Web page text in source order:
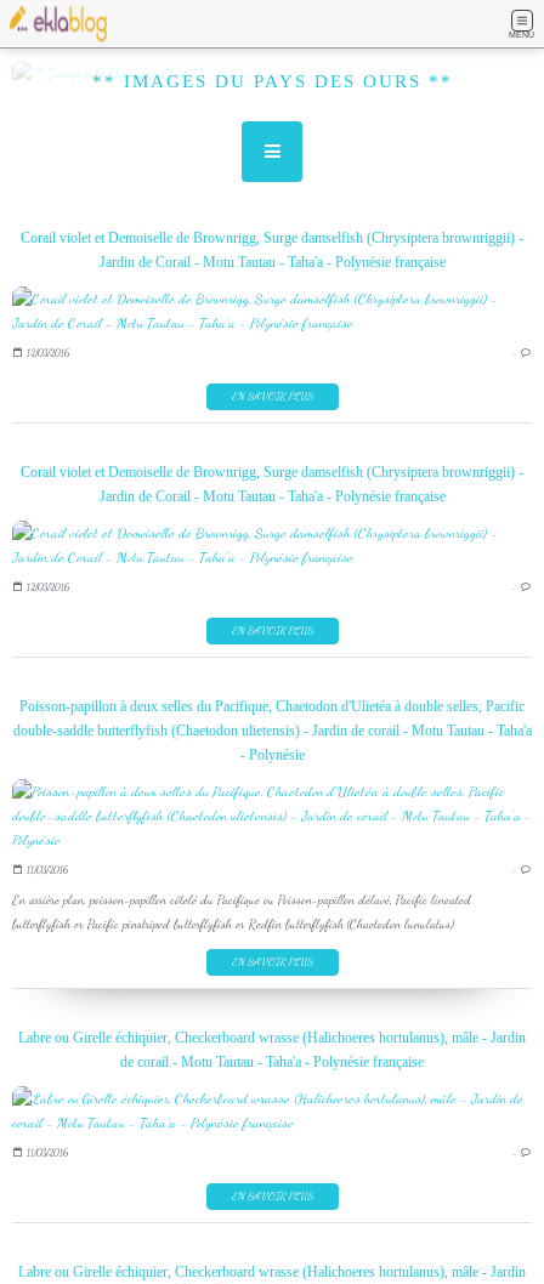
MENU
** IMAGES DU PAYS DES OURS **
Corail violet et Demoiselle de Brownrigg, Surge damselfish (Chrysiptera brownriggii) -
Jardin de Corail - Motu Tautau - Taha'a - Polynésie française
12/03/2016 …
EN SAVOIR PLUS
Corail violet et Demoiselle de Brownrigg, Surge damselfish (Chrysiptera brownriggii) -
Jardin de Corail - Motu Tautau - Taha'a - Polynésie française
12/03/2016 …
EN SAVOIR PLUS
Poisson-papillon à deux selles du Pacifique, Chaetodon d'Ulietéa à double selles, Pacific
double-saddle butterflyfish (Chaetodon ulietensis) - Jardin de corail - Motu Tautau - Taha'a
- Polynésie
11/03/2016 …
En arrière plan, poisson-papillon côtelé du Pacifique ou Poisson-papillon délavé, Pacific lineated
butterflyfish or Pacific pinstriped butterflyfish or Redfin butterflyfish (Chaetodon lunulatus)
EN SAVOIR PLUS
Labre ou Girelle échiquier, Checkerboard wrasse (Halichoeres hortulanus), mâle - Jardin
de corail - Motu Tautau - Taha'a - Polynésie française
11/03/2016 …
EN SAVOIR PLUS
Labre ou Girelle échiquier, Checkerboard wrasse (Halichoeres hortulanus), mâle - Jardin